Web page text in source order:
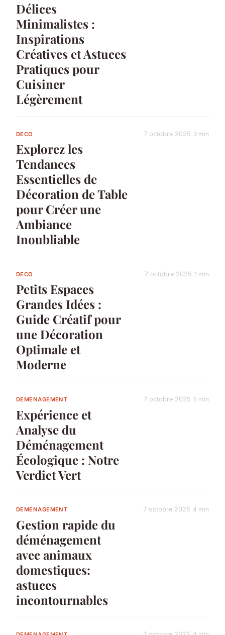
Délices
Minimalistes :
Inspirations
Créatives et Astuces
Pratiques pour
Cuisiner
Légèrement
DECO
Explorez les
Tendances
Essentielles de
Décoration de Table
pour Créer une
Ambiance
Inoubliable
7 octobre 2025 3 min
DECO
Petits Espaces
Grandes Idées :
Guide Créatif pour
une Décoration
Optimale et
Moderne
7 octobre 2025 1 min
DEMENAGEMENT
Expérience et
Analyse du
Déménagement
Écologique : Notre
Verdict Vert
7 octobre 2025 5 min
DEMENAGEMENT
Gestion rapide du
déménagement
avec animaux
domestiques:
astuces
incontournables
7 octobre 2025 4 min